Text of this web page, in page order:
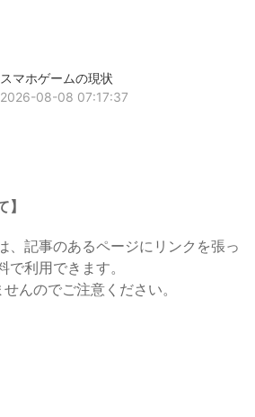
スマホゲームの現状
2026-08-08 07:17:37
、記事のあるページにリンクを張っ
利用できます。
んのでご注意ください。